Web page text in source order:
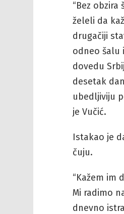
“Bez
želeli da
drugačiji
odneo šalu
dovedu
desetak
ubedljiviju
je Vučić.
Istakao je
čuju.
“Kažem im
Mi radimo
dnevno